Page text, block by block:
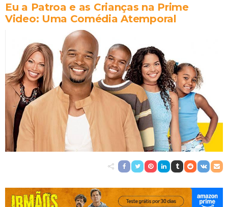
Eu a Patroa e as Crianças na Prime
Video: Uma Comédia Atemporal